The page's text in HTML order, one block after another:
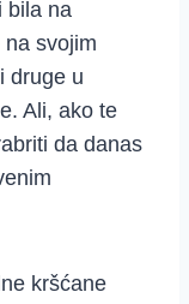
bila na
svojim
druge u
Ali, ako te
da danas
kršćane